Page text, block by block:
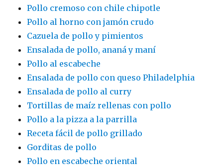
Pollo cremoso con chile chipotle
Pollo al horno con jamón crudo
Cazuela de pollo y pimientos
Ensalada de pollo, ananá y maní
Pollo al escabeche
Ensalada de pollo con queso Philadelphia
Ensalada de pollo al curry
Tortillas de maíz rellenas con pollo
Pollo a la pizza a la parrilla
Receta fácil de pollo grillado
Gorditas de pollo
Pollo en escabeche oriental